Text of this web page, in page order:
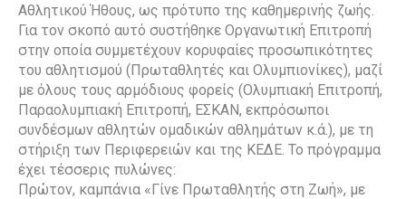
Αθλητικού Ήθους, ως πρότυπο της καθημερινής ζωής.
Για τον σκοπό αυτό συστήθηκε Οργανωτική Επιτροπή
στην οποία συμμετέχουν κορυφαίες προσωπικότητες
του αθλητισμού (Πρωταθλητές και Ολυμπιονίκες), μαζί
με όλους τους αρμόδιους φορείς (Ολυμπιακή Επιτροπή,
Παραολυμπιακή Επιτροπή, ΕΣΚΑΝ, εκπρόσωποι
συνδέσμων αθλητών ομαδικών αθλημάτων κ.ά.), με τη
στήριξη των Περιφερειών και της ΚΕΔΕ. Το πρόγραμμα
έχει τέσσερις πυλώνες:
Πρώτον, καμπάνια «Γίνε Πρωταθλητής στη Ζωή», με